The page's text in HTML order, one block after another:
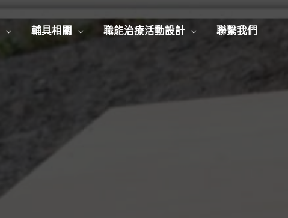
輔具相關 職能治療活動設計 聯繫我們